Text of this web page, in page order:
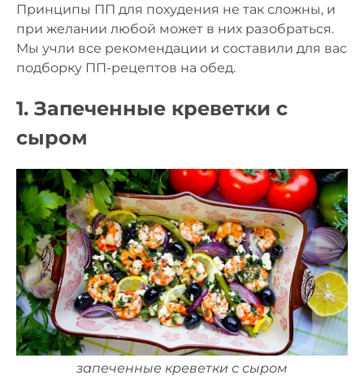
Принципы ПП для похудения не так сложны, и
при желании любой может в них разобраться.
Мы учли все рекомендации и составили для вас
подборку ПП-рецептов на обед.
1. Запеченные креветки с
сыром
запеченные креветки с сыром